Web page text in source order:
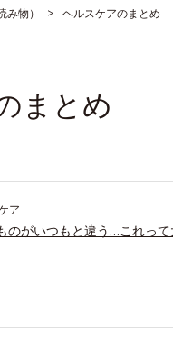
物） ヘルスケアのまとめ
まとめ
ア
のがいつもと違う…これっ